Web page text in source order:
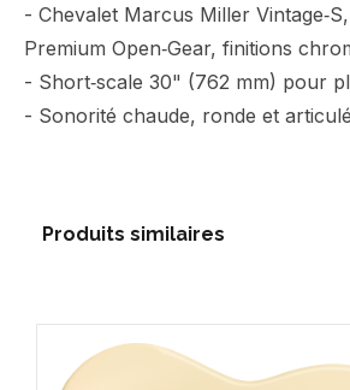
- Chevalet Marcus Miller
Premium Open‑Gear, finitions
- Short‑scale 30" (762 mm) pour
- Sonorité chaude, ronde et
Produits similaires